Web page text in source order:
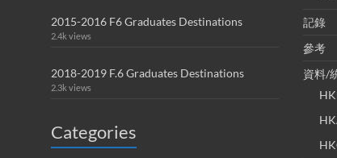
2015-2016 F6 Graduates Destinations
2.4k views
2018-2019 F.6 Graduates Destinations
2.3k views
Categories
記錄
參考
資料/